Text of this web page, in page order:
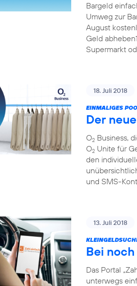
Bargeld
Umweg zur
August
Geld
Supermarkt
18. Juli 2018
EINMALIGES
Der
O2 Business,
O2 Unite für
den
und SMS-
13. Juli 2018
Bei
Das Portal
unterwegs